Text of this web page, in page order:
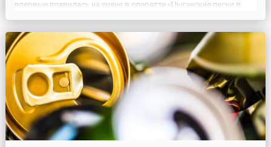
впервые появилась на сцене в оперетте «Цыганские песни в
несколько лет...